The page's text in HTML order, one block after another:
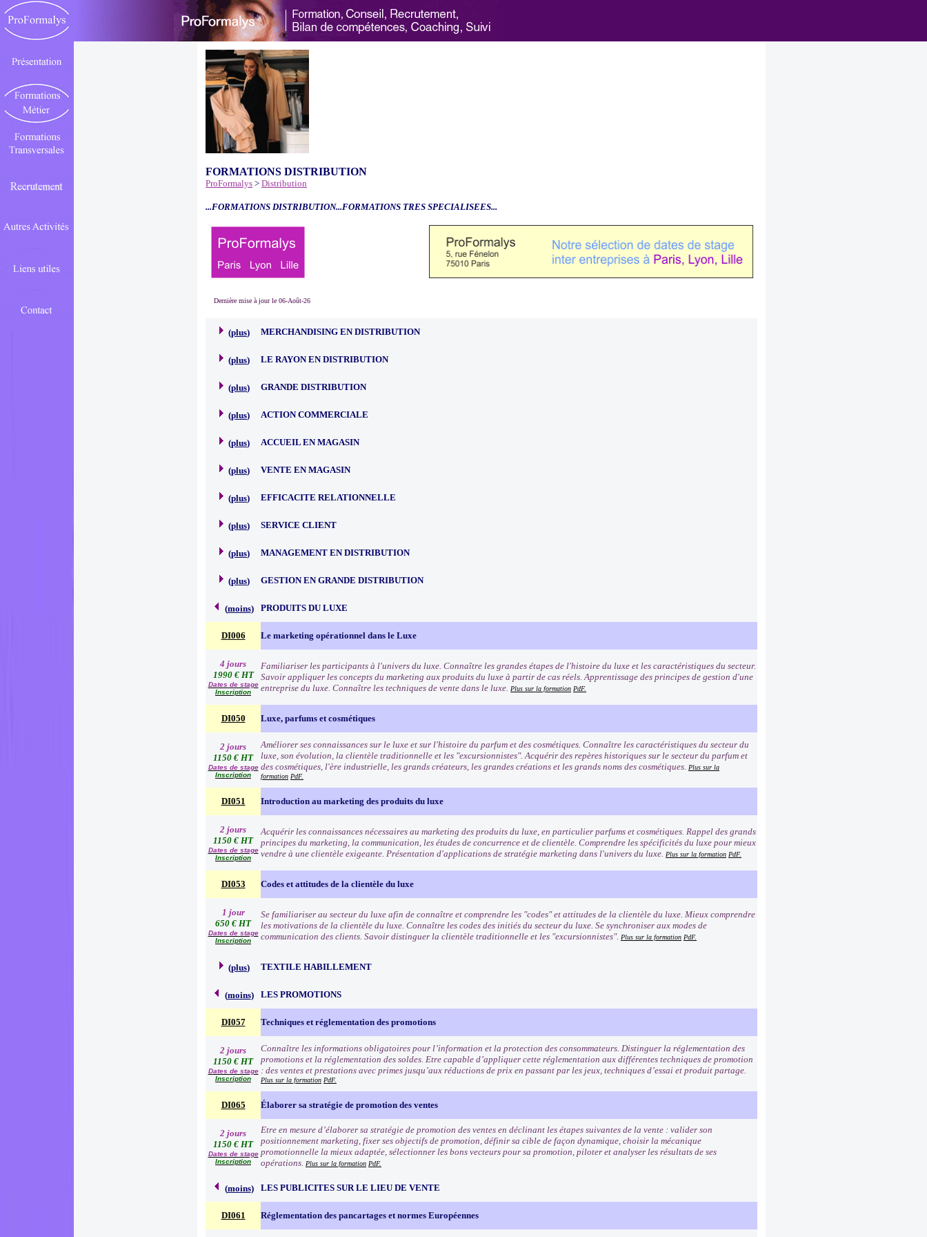
FORMATIONS DISTRIBUTION
ProFormalys > Distribution
...FORMATIONS DISTRIBUTION...FORMATIONS TRES SPECIALISEES...
Dernière mise à jour le 06-Août-26
(plus) MERCHANDISING EN DISTRIBUTION
(plus) LE RAYON EN DISTRIBUTION
(plus) GRANDE DISTRIBUTION
(plus) ACTION COMMERCIALE
(plus) ACCUEIL EN MAGASIN
(plus) VENTE EN MAGASIN
(plus) EFFICACITE RELATIONNELLE
(plus) SERVICE CLIENT
(plus) MANAGEMENT EN DISTRIBUTION
(plus) GESTION EN GRANDE DISTRIBUTION
(moins) PRODUITS DU LUXE
DI006 Le marketing opérationnel dans le Luxe
4 jours
1990 € HT
Dates de stage
Inscription
Familiariser les participants à l'univers du luxe. Connaître les grandes étapes de l'histoire du luxe et les caractéristiques du secteur.
Savoir appliquer les concepts du marketing aux produits du luxe à partir de cas réels. Apprentissage des principes de gestion d'une
entreprise du luxe. Connaître les techniques de vente dans le luxe. Plus sur la formation PdF.
DI050 Luxe, parfums et cosmétiques
2 jours
1150 € HT
Dates de stage
Inscription
Améliorer ses connaissances sur le luxe et sur l'histoire du parfum et des cosmétiques. Connaître les caractéristiques du secteur du
luxe, son évolution, la clientèle traditionnelle et les "excursionnistes". Acquérir des repères historiques sur le secteur du parfum et
des cosmétiques, l'ère industrielle, les grands créateurs, les grandes créations et les grands noms des cosmétiques. Plus sur la
formation PdF.
DI051 Introduction au marketing des produits du luxe
2 jours
1150 € HT
Dates de stage
Inscription
Acquérir les connaissances nécessaires au marketing des produits du luxe, en particulier parfums et cosmétiques. Rappel des grands
principes du marketing, la communication, les études de concurrence et de clientèle. Comprendre les spécificités du luxe pour mieux
vendre à une clientèle exigeante. Présentation d'applications de stratégie marketing dans l'univers du luxe. Plus sur la formation PdF.
DI053 Codes et attitudes de la clientèle du luxe
1 jour
650 € HT
Dates de stage
Inscription
Se familiariser au secteur du luxe afin de connaître et comprendre les "codes" et attitudes de la clientèle du luxe. Mieux comprendre
les motivations de la clientèle du luxe. Connaître les codes des initiés du secteur du luxe. Se synchroniser aux modes de
communication des clients. Savoir distinguer la clientèle traditionnelle et les "excursionnistes". Plus sur la formation PdF.
(plus) TEXTILE HABILLEMENT
(moins) LES PROMOTIONS
DI057 Techniques et réglementation des promotions
2 jours
1150 € HT
Dates de stage
Inscription
Connaître les informations obligatoires pour l’information et la protection des consommateurs. Distinguer la réglementation des
promotions et la réglementation des soldes. Etre capable d’appliquer cette réglementation aux différentes techniques de promotion
: des ventes et prestations avec primes jusqu’aux réductions de prix en passant par les jeux, techniques d’essai et produit partage.
Plus sur la formation PdF.
DI065 Élaborer sa stratégie de promotion des ventes
2 jours
1150 € HT
Dates de stage
Inscription
Etre en mesure d’élaborer sa stratégie de promotion des ventes en déclinant les étapes suivantes de la vente : valider son
positionnement marketing, fixer ses objectifs de promotion, définir sa cible de façon dynamique, choisir la mécanique
promotionnelle la mieux adaptée, sélectionner les bons vecteurs pour sa promotion, piloter et analyser les résultats de ses
opérations. Plus sur la formation PdF.
(moins) LES PUBLICITES SUR LE LIEU DE VENTE
DI061 Réglementation des pancartages et normes Européennes